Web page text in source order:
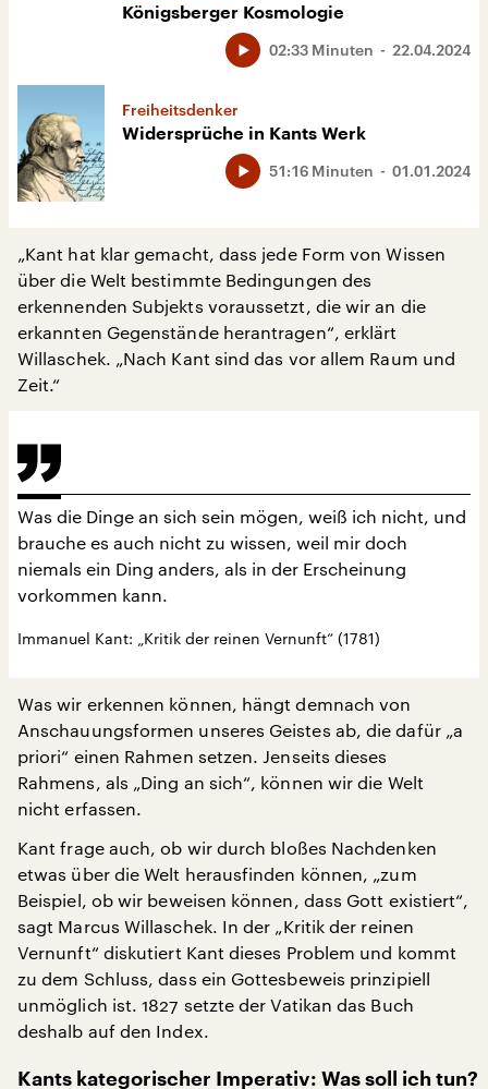
Königsberger Kosmologie
22.04.2024
02:33 Minuten
Freiheitsdenker
Widersprüche in Kants Werk
01.01.2024
51:16 Minuten
„Kant hat klar gemacht, dass jede Form von Wissen
über die Welt bestimmte Bedingungen des
erkennenden Subjekts voraussetzt, die wir an die
erkannten Gegenstände herantragen“, erklärt
Willaschek. „Nach Kant sind das vor allem Raum und
Zeit.“
Was die Dinge an sich sein mögen, weiß ich nicht, und
brauche es auch nicht zu wissen, weil mir doch
niemals ein Ding anders, als in der Erscheinung
vorkommen kann.
Immanuel Kant: „Kritik der reinen Vernunft“ (1781)
Was wir erkennen können, hängt demnach von
Anschauungsformen unseres Geistes ab, die dafür „a
priori“ einen Rahmen setzen. Jenseits dieses
Rahmens, als „Ding an sich“, können wir die Welt
nicht erfassen.
Kant frage auch, ob wir durch bloßes Nachdenken
etwas über die Welt herausfinden können, „zum
Beispiel, ob wir beweisen können, dass Gott existiert“,
sagt Marcus Willaschek. In der „Kritik der reinen
Vernunft“ diskutiert Kant dieses Problem und kommt
zu dem Schluss, dass ein Gottesbeweis prinzipiell
unmöglich ist. 1827 setzte der Vatikan das Buch
deshalb auf den Index.
Kants kategorischer Imperativ: Was soll ich tun?